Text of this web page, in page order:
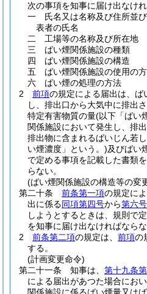
次の事項を知事に届け出なけれ
一
氏名又は名称及び住所並
表者の氏名
二
工場等の名称及び所在地
三
ばい煙関係施設の種類
四
ばい煙関係施設の構造
五
ばい煙関係施設の使用の
六
ばい煙の処理の方法
2
前項の規定による届出は、ば
し、排出口から大気中に排出
特定有害物質の量(以下「ばい
関係施設において発生し、排
排出物に含まれるばいじん若
い煙濃度」という。)及びばい
で定める事項を記載した書類
らない。
(ばい煙関係施設の構造等の変
第二十条
前条第一項の規定に
出に係る同項第四号から第六号
しようとするときは、規則で
を知事に届け出なければならな
2
前条第二項の規定は、 前項の
する。
(計画変更命令)
第二十一条
知事は、 第十九条
による届出があつた場合にお